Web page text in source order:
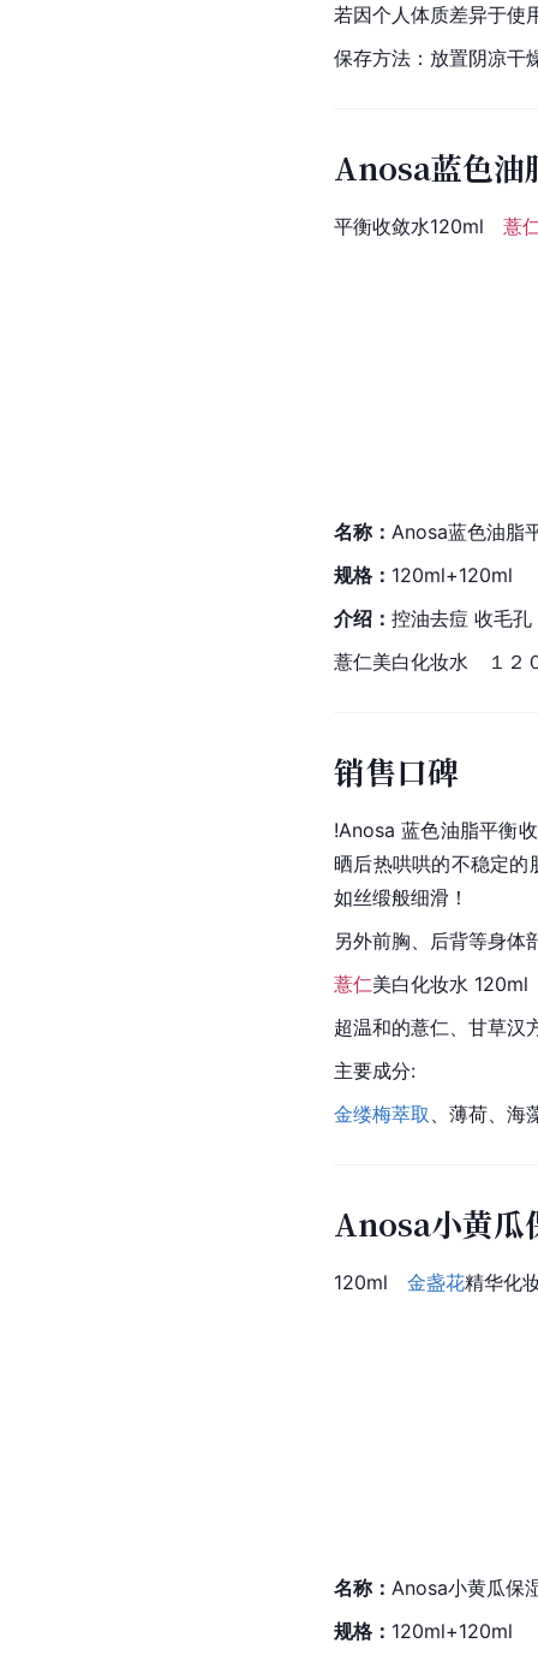
若因个人体质差异于使
保存方法：放置阴凉干
Anosa蓝色油
平衡收敛水120ml 薏
名称： Anosa蓝色油
规格： 120ml+120ml
介绍： 控油去痘 收毛
薏仁美白化妆水　１２
销售口碑
!Anosa 蓝色油脂平衡
晒后热哄哄的不稳定
如丝缎般细滑！
另外前胸、后背等身体
薏仁美白化妆水 120ml
超温和的薏仁、甘草汉
主要成分:
金缕梅萃取 、薄荷、海
Anosa小黄瓜
120ml 金盏花精华化
名称： Anosa小黄瓜保
规格： 120ml+120ml